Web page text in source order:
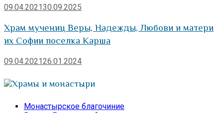
09.04.202130.09.2025
Храм мучениц Веры, Надежды, Любови и матери
их Софии поселка Карша
09.04.202126.01.2024
Храмы и монастыри
Монастырское благочиние